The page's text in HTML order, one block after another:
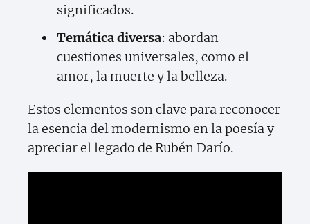
significados.
Temática diversa: abordan
cuestiones universales, como el
amor, la muerte y la belleza.
Estos elementos son clave para reconocer
la esencia del modernismo en la poesía y
apreciar el legado de Rubén Darío.